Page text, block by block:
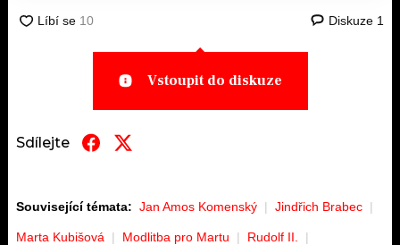
Diskuze 1
Vstoupit do diskuze
Sdílejte
Související témata: Jan Amos Komenský Jindřich Brabec
Marta Kubišová Modlitba pro Martu Rudolf II.